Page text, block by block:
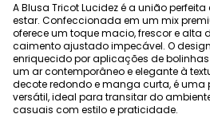
A Blusa Tricot Lucidez é a união
estar. Confeccionada em um mix
oferece um toque macio, frescor e alta
caimento ajustado impecável. O
enriquecido por aplicações de
um ar contemporâneo e elegante à
decote redondo e manga curta, é uma
versátil, ideal para transitar do
casuais com estilo e praticidade.